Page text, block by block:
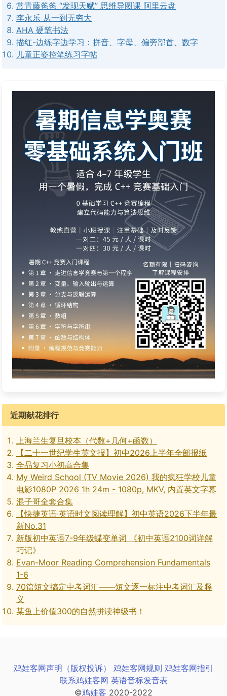
常青藤爸爸 “发现天赋” 思维导图课 阿里云盘
李永乐 从一到无穷大
AHA 硬笔书法
描红-边练字边学习：拼音、字母、偏旁部首、数字
儿童正姿控笔练习字帖
近期献花排行
上海兰生复旦校本（代数+几何+函数）
【二十一世纪学生英文报】初中2026上半年全部报纸
全品复习小初高合集
My Weird School (TV Movie 2026) 我的疯狂学校儿童
电影1080P 2026 1h 24m - 1080p, MKV, 内置英文字幕
混子哥全套合集
【快捷英语·英语时文阅读理解】初中英语2026下半年最
新No.31
新版初中英语7-9年级蝶变单词 《初中英语2100词详解
巧记》
Evan-Moor Reading Comprehension Fundamentals
1-6
70篇短文搞定中考词汇——短文逐一标注中考词汇及释
义
某鱼上价值300的自然拼读神级书！
鸡娃客网声明（版权投诉） 鸡娃客网规则 鸡娃客网指引
联系鸡娃客网 英语音标发音表
©鸡娃客 2020-2022